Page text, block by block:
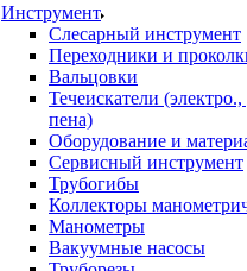
Инструмент
Слесарный инструмент
Переходники и
Вальцовки
Течеискатели
пена)
Оборудование и
Сервисный инструмент
Трубогибы
Коллекторы
Манометры
Вакуумные насосы